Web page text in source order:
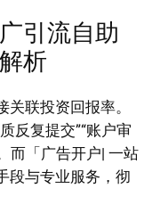
引流自助
析
联投资回报率。
反复提交”“账户审
而「广告开户| 一站
段与专业服务，彻